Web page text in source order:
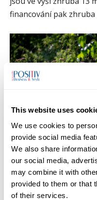
This website uses
We use cookies to
provide social media
We also share
our social media,
may combine it with
provided to them or that
of their services.
financování pak